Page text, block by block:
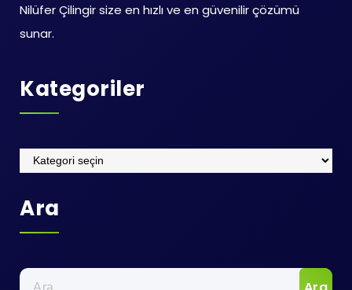
Nilüfer Çilingir size en hızlı ve en güvenilir çözümü
sunar.
Kategoriler
Kategoriler
Ara
Arama: